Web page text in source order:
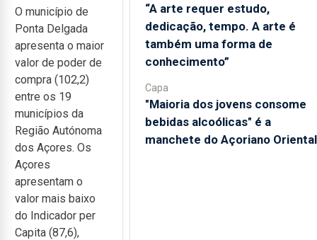
O município de
Ponta Delgada
apresenta o maior
valor de poder de
compra (102,2)
entre os 19
municípios da
Região Autónoma
dos Açores. Os
Açores
apresentam o
valor mais baixo
do Indicador per
Capita (87,6),
“A arte requer estudo,
dedicação, tempo. A arte é
também uma forma de
conhecimento”
Capa
"Maioria dos jovens consome
bebidas alcoólicas" é a
manchete do Açoriano Oriental